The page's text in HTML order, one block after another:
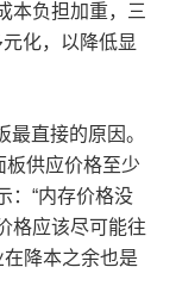
本负担加重，三
化，以降低显
直接的原因。
板供应价格至少
：“内存价格没
格应该尽可能往
降本之余也是